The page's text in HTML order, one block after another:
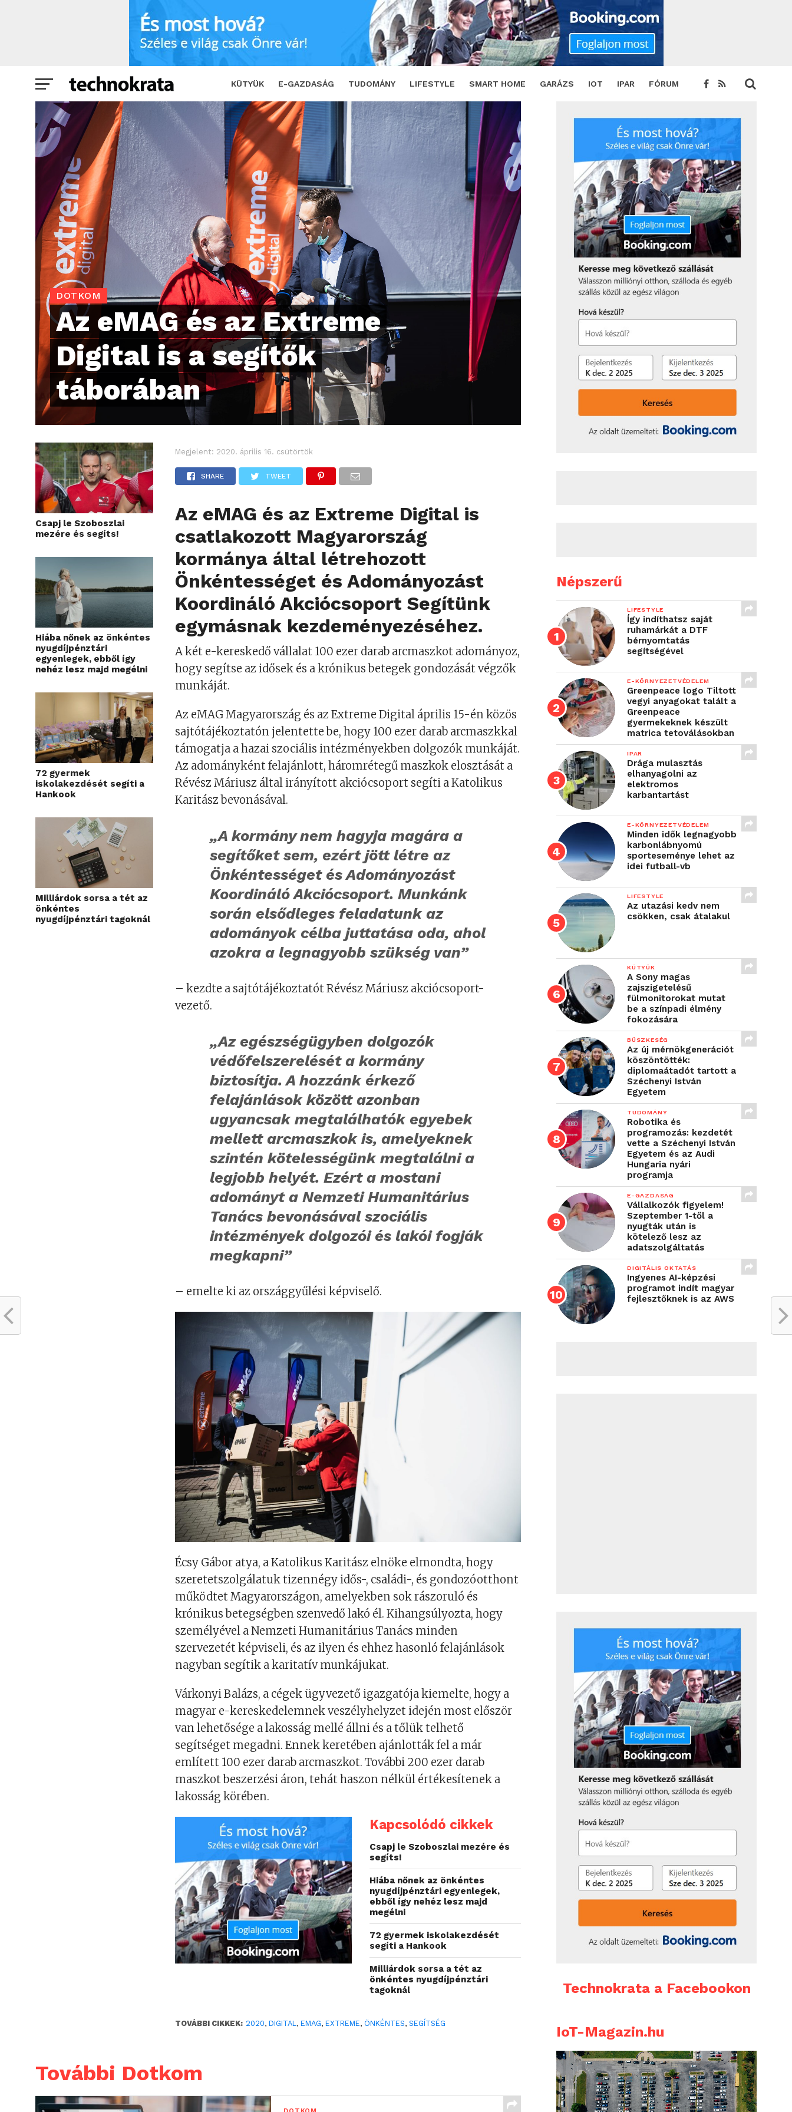
KÜTYÜK E-GAZDASÁG TUDOMÁNY LIFESTYLE SMART HOME GARÁZS IOT IPAR FÓRUM
Az eMAG és az Extreme Digital is a segítők táborában SHARE TWEET
DOTKOM
Az eMAG és az Extreme
Digital is a segítők
táborában
Csapj le Szoboszlai
mezére és segíts!
Hiába nőnek az önkéntes
nyugdíjpénztári
egyenlegek, ebből így
nehéz lesz majd megélni
72 gyermek
iskolakezdését segíti a
Hankook
Milliárdok sorsa a tét az
önkéntes
nyugdíjpénztári tagoknál
Megjelent: 2020. április 16. csütörtök
SHARE TWEET
Az eMAG és az Extreme Digital is
csatlakozott Magyarország
kormánya által létrehozott
Önkéntességet és Adományozást
Koordináló Akciócsoport Segítünk
egymásnak kezdeményezéséhez.
A két e-kereskedő vállalat 100 ezer darab arcmaszkot adományoz,
hogy segítse az idősek és a krónikus betegek gondozását végzők
munkáját.
Az eMAG Magyarország és az Extreme Digital április 15-én közös
sajtótájékoztatón jelentette be, hogy 100 ezer darab arcmaszkkal
támogatja a hazai szociális intézményekben dolgozók munkáját.
Az adományként felajánlott, háromrétegű maszkok elosztását a
Révész Máriusz által irányított akciócsoport segíti a Katolikus
Karitász bevonásával.
„A kormány nem hagyja magára a
segítőket sem, ezért jött létre az
Önkéntességet és Adományozást
Koordináló Akciócsoport. Munkánk
során elsődleges feladatunk az
adományok célba juttatása oda, ahol
azokra a legnagyobb szükség van”
– kezdte a sajtótájékoztatót Révész Máriusz akciócsoport-
vezető.
„Az egészségügyben dolgozók
védőfelszerelését a kormány
biztosítja. A hozzánk érkező
felajánlások között azonban
ugyancsak megtalálhatók egyebek
mellett arcmaszkok is, amelyeknek
szintén kötelességünk megtalálni a
legjobb helyét. Ezért a mostani
adományt a Nemzeti Humanitárius
Tanács bevonásával szociális
intézmények dolgozói és lakói fogják
megkapni”
– emelte ki az országgyűlési képviselő.
Écsy Gábor atya, a Katolikus Karitász elnöke elmondta, hogy
szeretetszolgálatuk tizennégy idős-, családi-, és gondozóotthont
működtet Magyarországon, amelyekben sok rászoruló és
krónikus betegségben szenvedő lakó él. Kihangsúlyozta, hogy
személyével a Nemzeti Humanitárius Tanács minden
szervezetét képviseli, és az ilyen és ehhez hasonló felajánlások
nagyban segítik a karitatív munkájukat.
Várkonyi Balázs, a cégek ügyvezető igazgatója kiemelte, hogy a
magyar e-kereskedelemnek veszélyhelyzet idején most először
van lehetősége a lakosság mellé állni és a tőlük telhető
segítséget megadni. Ennek keretében ajánlották fel a már
említett 100 ezer darab arcmaszkot. További 200 ezer darab
maszkot beszerzési áron, tehát haszon nélkül értékesítenek a
lakosság körében.
Kapcsolódó cikkek
Csapj le Szoboszlai mezére és
segíts!
Hiába nőnek az önkéntes
nyugdíjpénztári egyenlegek,
ebből így nehéz lesz majd
megélni
72 gyermek iskolakezdését
segíti a Hankook
Milliárdok sorsa a tét az
önkéntes nyugdíjpénztári
tagoknál
TOVÁBBI CIKKEK: 2020,DIGITAL,EMAG,EXTREME, ÖNKÉNTES,SEGÍTSÉG
További Dotkom
Népszerű
LIFESTYLE
Így indíthatsz saját
ruhamárkát a DTF
bérnyomtatás
segítségével
E-KÖRNYEZETVÉDELEM
Greenpeace logo Tiltott
vegyi anyagokat talált a
Greenpeace
gyermekeknek készült
matrica tetoválásokban
IPAR
Drága mulasztás
elhanyagolni az
elektromos
karbantartást
E-KÖRNYEZETVÉDELEM
Minden idők legnagyobb
karbonlábnyomú
sporteseménye lehet az
idei futball-vb
LIFESTYLE
Az utazási kedv nem
csökken, csak átalakul
KÜTYÜK
A Sony magas
zajszigetelésű
fülmonitorokat mutat
be a színpadi élmény
fokozására
BÜSZKESÉG
Az új mérnökgenerációt
köszöntötték:
diplomaátadót tartott a
Széchenyi István
Egyetem
TUDOMÁNY
Robotika és
programozás: kezdetét
vette a Széchenyi István
Egyetem és az Audi
Hungaria nyári
programja
E-GAZDASÁG
Vállalkozók figyelem!
Szeptember 1-től a
nyugták után is
kötelező lesz az
adatszolgáltatás
DIGITÁLIS OKTATÁS
Ingyenes AI-képzési
programot indít magyar
fejlesztőknek is az AWS
Technokrata a Facebookon
IoT-Magazin.hu